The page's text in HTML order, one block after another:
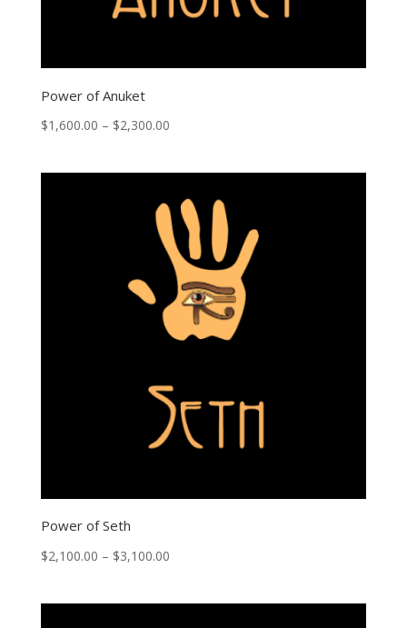
Power of Anuket
$1,600.00 – $2,300.00Price
$2,300.00
Power of Seth
$2,100.00 – $3,100.00Price